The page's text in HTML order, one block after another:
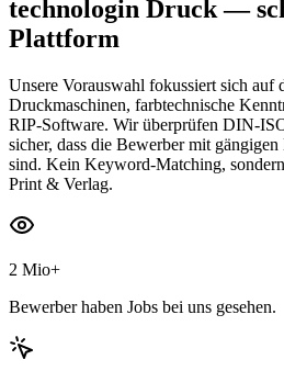
technologin Druck—
Plattform
Unsere Vorauswahl fokussiert sich auf
Druckmaschinen, farbtechnische
RIP-Software. Wir überprüfen DIN-
sicher, dass die Bewerber mit
sind. Kein Keyword-Matching,
Print & Verlag.
2 Mio+
Bewerber haben Jobs bei uns gesehen.